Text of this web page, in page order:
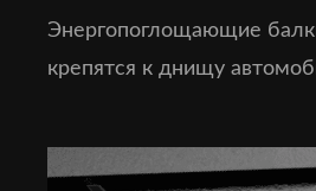
Энергопоглощающие
крепятся к днищу